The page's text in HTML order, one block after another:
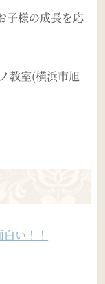
子様の成長を応
教室(横浜市旭
い！！